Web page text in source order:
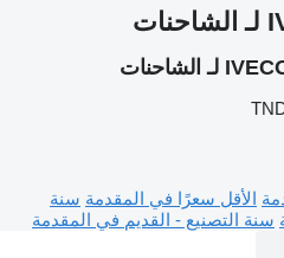
الأقل سعرًا في المقدمة سنة
سنة التصنيع - القديم في المقدمة